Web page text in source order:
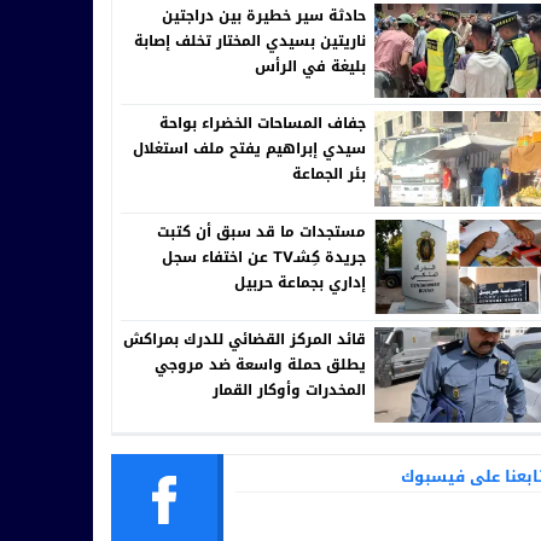
حادثة سير خطيرة بين دراجتين
ناريتين بسيدي المختار تخلف إصابة
بليغة في الرأس
جفاف المساحات الخضراء بواحة
سيدي إبراهيم يفتح ملف استغلال
بئر الجماعة
مستجدات ما قد سبق أن كتبت
جريدة كِشـTV عن اختفاء سجل
إداري بجماعة حربيل
قائد المركز القضائي للدرك بمراكش
يطلق حملة واسعة ضد مروجي
المخدرات وأوكار القمار
على فيسبوك